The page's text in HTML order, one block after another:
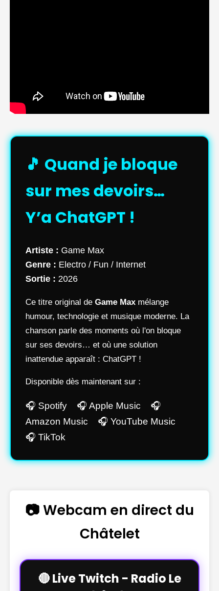
🎵 Quand je bloque
sur mes devoirs…
Y’a ChatGPT !
Artiste : Game Max
Genre : Electro / Fun / Internet
Sortie : 2026
Ce titre original de Game Max mélange
humour, technologie et musique moderne. La
chanson parle des moments où l'on bloque
sur ses devoirs… et où une solution
inattendue apparaît : ChatGPT !
Disponible dès maintenant sur :
🎧 Spotify 🎧 Apple Music 🎧
Amazon Music 🎧 YouTube Music
🎧 TikTok
📷 Webcam en direct du
Châtelet
🔴 Live Twitch - Radio Le